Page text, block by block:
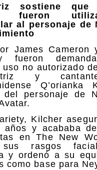
sostiene que
fueron
al personaje de
James Cameron
fueron
uso no autorizado
y cantante
del personaje de
Kilcher
años y acababa
en The New
sus rasgos
y ordenó a su
como base para